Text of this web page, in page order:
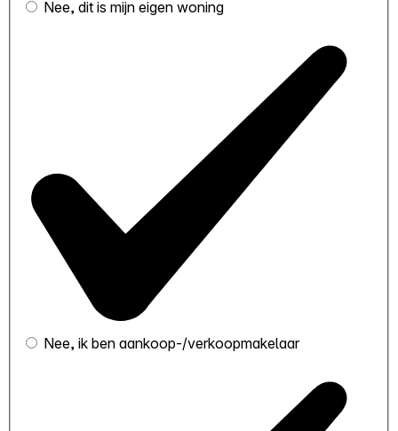
Nee, dit is mijn eigen woning
Nee, ik ben aankoop-/verkoopmakelaar